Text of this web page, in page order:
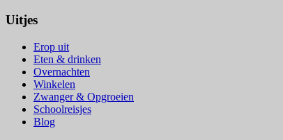
Uitjes
Erop uit
Eten & drinken
Overnachten
Winkelen
Zwanger & Opgroeien
Schoolreisjes
Blog